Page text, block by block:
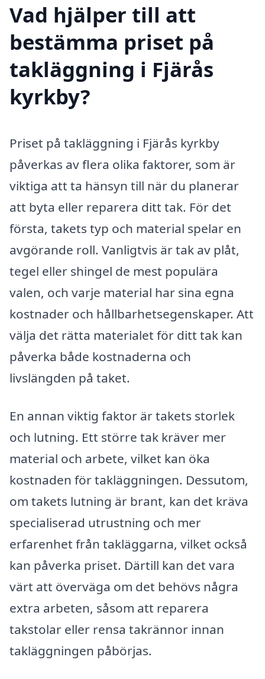
Vad hjälper till att
bestämma priset på
takläggning i Fjärås
kyrkby?
Priset på takläggning i Fjärås kyrkby
påverkas av flera olika faktorer, som är
viktiga att ta hänsyn till när du planerar
att byta eller reparera ditt tak. För det
första, takets typ och material spelar en
avgörande roll. Vanligtvis är tak av plåt,
tegel eller shingel de mest populära
valen, och varje material har sina egna
kostnader och hållbarhetsegenskaper. Att
välja det rätta materialet för ditt tak kan
påverka både kostnaderna och
livslängden på taket.
En annan viktig faktor är takets storlek
och lutning. Ett större tak kräver mer
material och arbete, vilket kan öka
kostnaden för takläggningen. Dessutom,
om takets lutning är brant, kan det kräva
specialiserad utrustning och mer
erfarenhet från takläggarna, vilket också
kan påverka priset. Därtill kan det vara
värt att överväga om det behövs några
extra arbeten, såsom att reparera
takstolar eller rensa takrännor innan
takläggningen påbörjas.